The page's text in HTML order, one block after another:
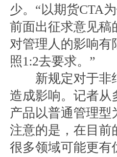
少。“以期货CTA
前面出征求意见稿
对管理人的影响有
照1:2去要求。”
新规定对于非结
造成影响。记者从
产品以普通管理
注意的是，在目前
很多领域可能更有